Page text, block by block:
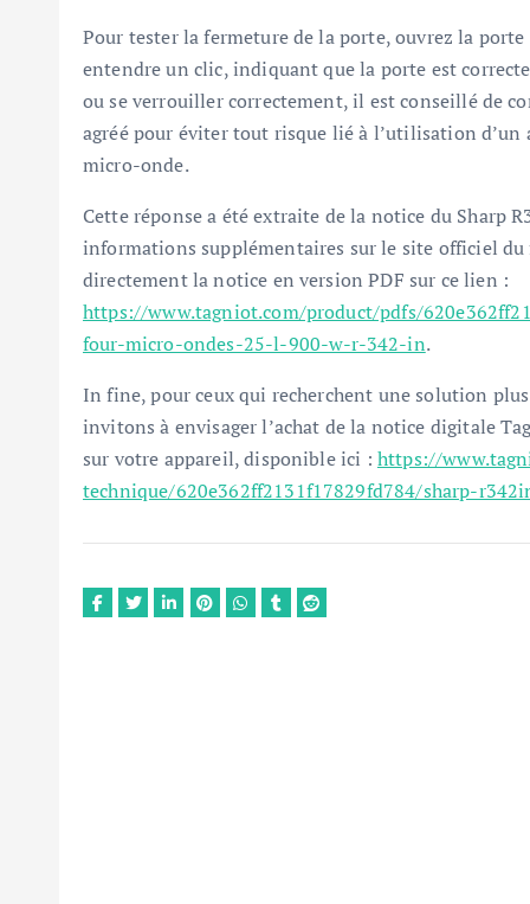
Pour tester la fermeture de la porte, ouvrez la
entendre un clic, indiquant que la porte est
ou se verrouiller correctement, il est conseillé de
agréé pour éviter tout risque lié à l’utilisation
micro-onde.
Cette réponse a été extraite de la notice du Sharp
informations supplémentaires sur le site officiel
directement la notice en version PDF sur ce lien :
https://www.tagniot.com/product/pdfs/
four-micro-ondes-25-l-900-w-r-342-in.
In fine, pour ceux qui recherchent une solution
invitons à envisager l’achat de la notice digitale
sur votre appareil, disponible ici : https://
technique/620e362ff2131f17829fd784/sharp-